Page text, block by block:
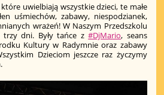
uwielbiają wszystkie dzieci, te małe
uśmiechów, zabawy, niespodzianek,
wrażeń! W Naszym Przedszkolu
trzy dni. Były tańce z#DjMario, seans
Kultury w Radymnie oraz zabawy
Dzieciom jeszcze raz życzymy